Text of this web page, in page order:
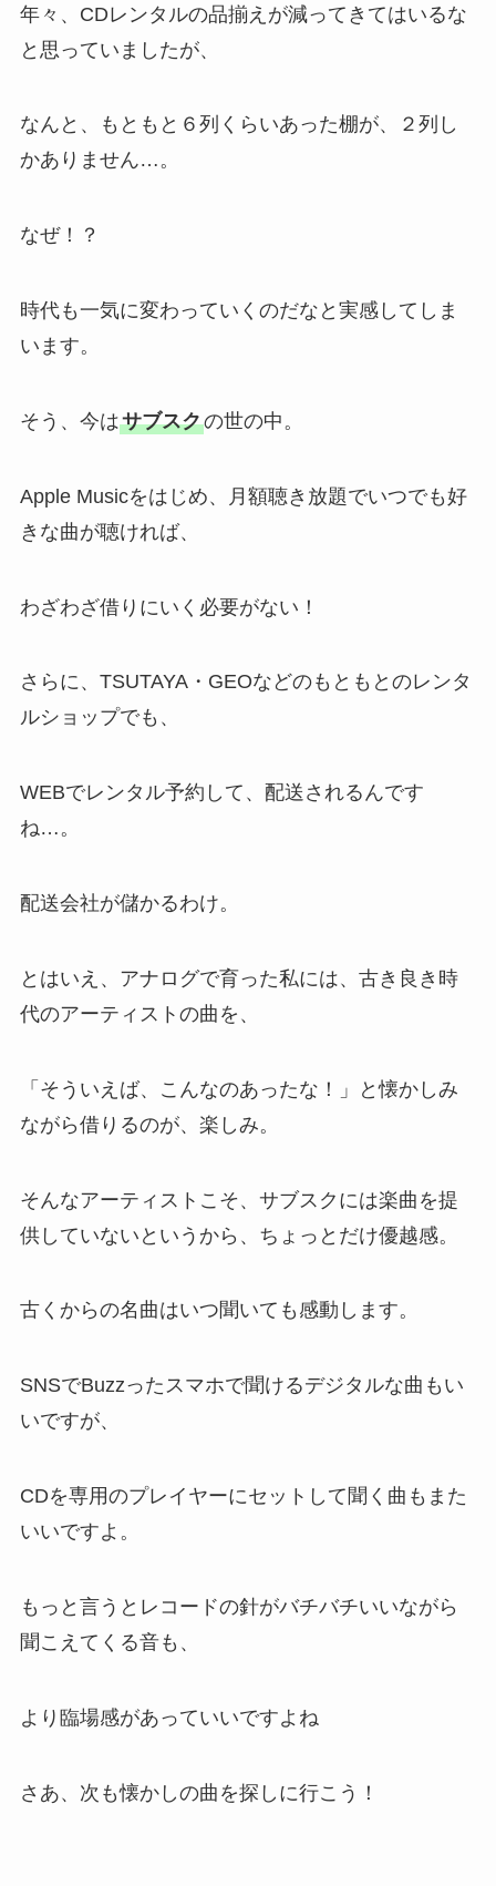
年々、CDレンタルの品揃えが減ってきてはいるな
と思っていましたが、
なんと、もともと６列くらいあった棚が、２列し
かありません…。
なぜ！？
時代も一気に変わっていくのだなと実感してしま
います。
そう、今はサブスクの世の中。
Apple Musicをはじめ、月額聴き放題でいつでも好
きな曲が聴ければ、
わざわざ借りにいく必要がない！
さらに、TSUTAYA・GEOなどのもともとのレンタ
ルショップでも、
WEBでレンタル予約して、配送されるんです
ね…。
配送会社が儲かるわけ。
とはいえ、アナログで育った私には、古き良き時
代のアーティストの曲を、
「そういえば、こんなのあったな！」と懐かしみ
ながら借りるのが、楽しみ。
そんなアーティストこそ、サブスクには楽曲を提
供していないというから、ちょっとだけ優越感。
古くからの名曲はいつ聞いても感動します。
SNSでBuzzったスマホで聞けるデジタルな曲もい
いですが、
CDを専用のプレイヤーにセットして聞く曲もまた
いいですよ。
もっと言うとレコードの針がバチバチいいながら
聞こえてくる音も、
より臨場感があっていいですよね
さあ、次も懐かしの曲を探しに行こう！